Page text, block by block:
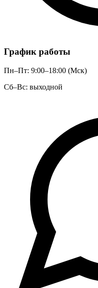
График работы
Пн–Пт: 9:00–18:00 (Мск)
Сб–Вс: выходной